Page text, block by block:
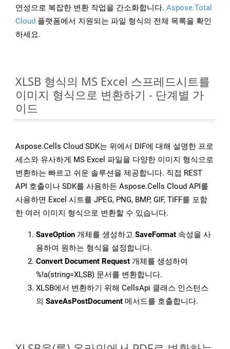
연성으로 복잡한 변환 작업을 간소화합니다. Aspose.Total
Cloud 플랫폼에서 지원되는 파일 형식의 전체 목록을 확인
하세요.
XLSB 형식의 MS Excel 스프레드시트를
이미지 형식으로 변환하기 - 단계별 가
이드
Aspose.Cells Cloud SDK는 위에서 DIF에 대해 설명한 프로
세스와 유사하게 MS Excel 파일을 다양한 이미지 형식으로
변환하는 빠르고 쉬운 솔루션을 제공합니다. 직접 REST
API 호출이나 SDK를 사용하든 Aspose.Cells Cloud API를
사용하면 Excel 시트를 JPEG, PNG, BMP, GIF, TIFF를 포함
한 여러 이미지 형식으로 변환할 수 있습니다.
SaveOption 개체를 생성하고 SaveFormat 속성을 사
용하여 원하는 형식을 설정합니다.
Convert Document Request 개체를 생성하여
%!a(string=XLSB) 문서를 변환합니다.
XLSB에서 변환하기 위해 CellsApi 클래스 인스턴스
의 SaveAsPostDocument 메서드를 호출합니다.